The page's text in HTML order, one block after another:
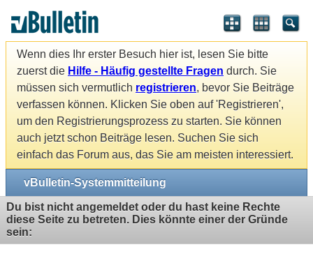
Wenn dies Ihr erster Besuch hier ist, lesen Sie bitte
zuerst die Hilfe - Häufig gestellte Fragen durch. Sie
müssen sich vermutlich registrieren, bevor Sie Beiträge
verfassen können. Klicken Sie oben auf 'Registrieren',
um den Registrierungsprozess zu starten. Sie können
auch jetzt schon Beiträge lesen. Suchen Sie sich
einfach das Forum aus, das Sie am meisten interessiert.
vBulletin-Systemmitteilung
Du bist nicht angemeldet oder du hast keine Rechte
diese Seite zu betreten. Dies könnte einer der Gründe
sein: